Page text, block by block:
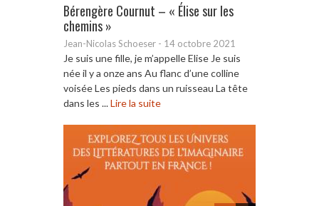
Bérengère Cournut – « Élise sur les
chemins »
Jean-Nicolas Schoeser - 14 octobre 2021
Je suis une fille, je m’appelle Elise Je suis
née il y a onze ans Au flanc d’une colline
voisée Les pieds dans un ruisseau La tête
dans les ...Lire la suite